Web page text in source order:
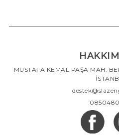
MUSTAFA KEMAL PAŞA MAH.